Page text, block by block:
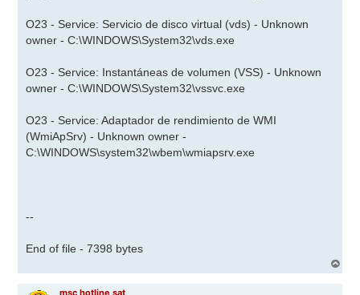
O23 - Service: Servicio de disco virtual (vds) - Unknown
owner - C:\WINDOWS\System32\vds.exe
O23 - Service: Instantáneas de volumen (VSS) - Unknown
owner - C:\WINDOWS\System32\vssvc.exe
O23 - Service: Adaptador de rendimiento de WMI
(WmiApSrv) - Unknown owner -
C:\WINDOWS\system32\wbem\wmiapsrv.exe
--
End of file - 7398 bytes
r
msc hotline sat